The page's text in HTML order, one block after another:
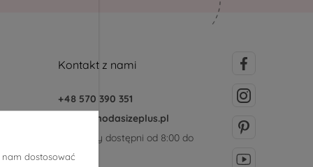
Kontakt z nami
+48 570 390 351
sklep@modasizeplus.pl
Jesteśmy dostępni od 8:00 do
15:00
dostosować